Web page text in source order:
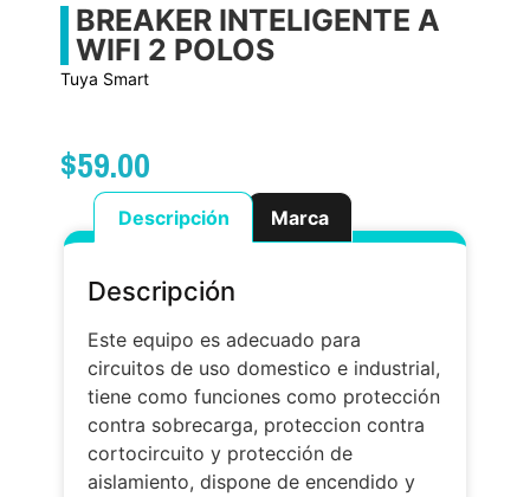
BREAKER INTELIGENTE A
WIFI 2 POLOS
Tuya Smart
$59.00
Descripción Marca
Descripción
Este equipo es adecuado para
circuitos de uso domestico e industrial,
tiene como funciones como protección
contra sobrecarga, proteccion contra
cortocircuito y protección de
aislamiento, dispone de encendido y